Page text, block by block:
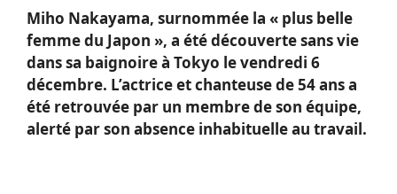
Miho Nakayama, surnommée la « plus belle
femme du Japon », a été découverte sans vie
dans sa baignoire à Tokyo le vendredi 6
décembre. L’actrice et chanteuse de 54 ans a
été retrouvée par un membre de son équipe,
alerté par son absence inhabituelle au travail.